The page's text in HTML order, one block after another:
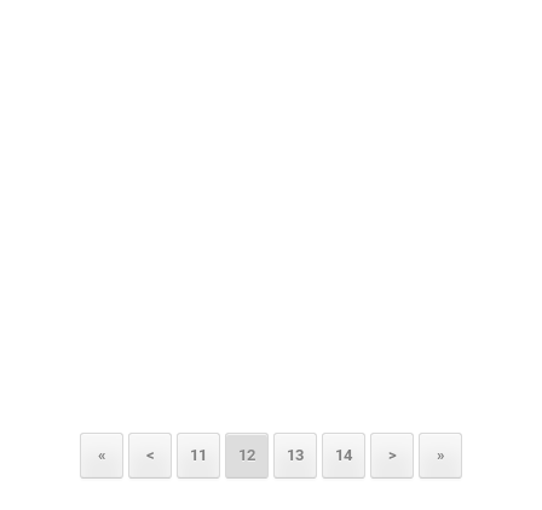
« < 11 12 13 14 > »